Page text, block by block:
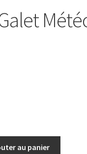
au panier